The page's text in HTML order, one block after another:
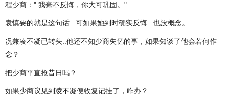
程少商：" 我毫不反悔，你大可巩固。"
袁慎要的就是这句话...可如果她到时确实反悔...也没概念。
况兼凌不凝已转头..他还不知少商失忆的事，如果知谈了他会若何作
念？
把少商平直抢昔日吗？
如果少商议见到凌不凝便收复记挂了，咋办？